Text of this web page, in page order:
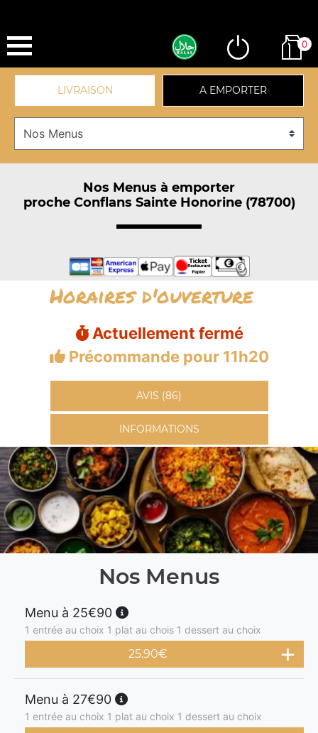
0
LIVRAISON A EMPORTER
Nos Menus à emporter
proche Conflans Sainte Honorine (78700)
Horaires d'ouverture
Actuellement fermé
Précommande pour 11h20
AVIS (86)
INFORMATIONS
Nos Menus
Menu à 25€90
1 entrée au choix 1 plat au chois 1 dessert au choix
25.90€
Menu à 27€90
1 entrée au choix 1 plat au choix 1 dessert au choix